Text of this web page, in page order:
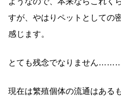
すが、やはりペットとしての
感じます。
とても残念でなりません
現在は繁殖個体の流通はある